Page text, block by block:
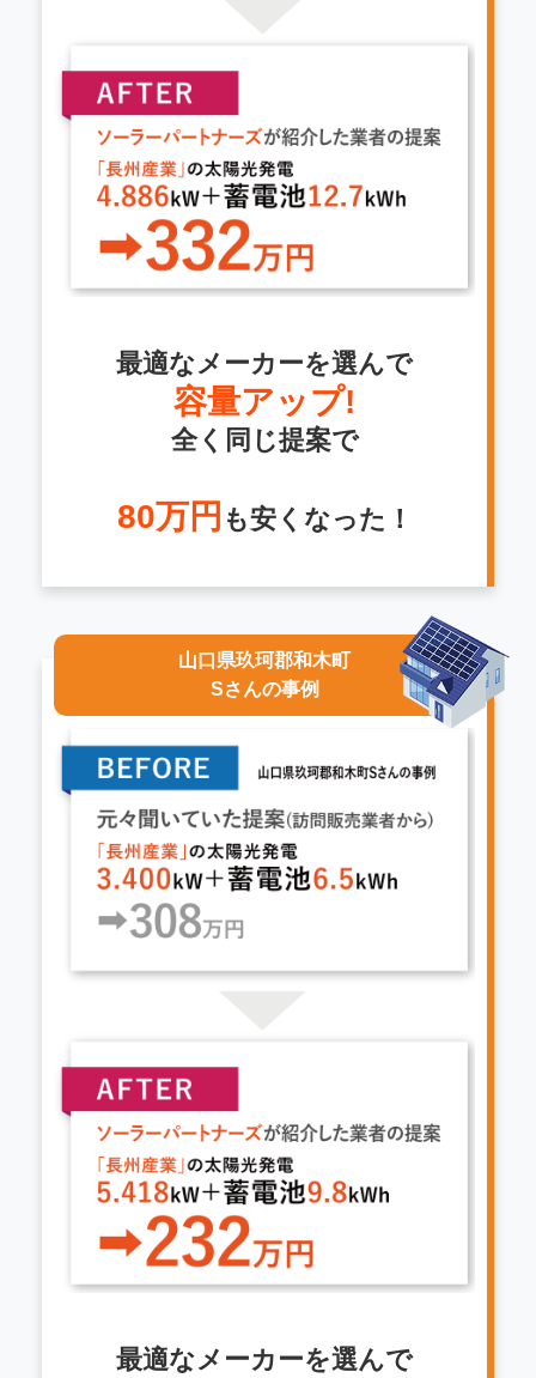
最適なメーカーを選んで
容量アップ!
全く同じ提案で
80万円 も安くなった！
山口県玖珂郡和木町
Sさんの事例
最適なメーカーを選んで